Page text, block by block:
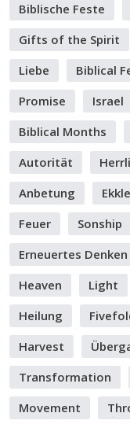
Biblische Feste
Gifts of the Spirit
Liebe
Biblical
Promise
Israel
Biblical Months
Autorität
Anbetung
Feuer
Sonship
Erneuertes Denken
Heaven
Light
Heilung
Harvest
Transformation
Movement